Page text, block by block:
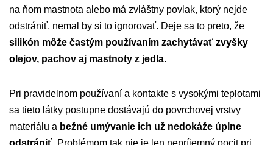
na ňom mastnota alebo má zvláštny povlak, ktorý nejde
odstrániť, nemal by si to ignorovať. Deje sa to preto, že
silikón môže častým používaním zachytávať zvyšky
olejov, pachov aj mastnoty z jedla.
Pri pravidelnom používaní a kontakte s vysokými teplotami
sa tieto látky postupne dostávajú do povrchovej vrstvy
materiálu a bežné umývanie ich už nedokáže úplne
odstrániť . Problémom tak nie je len nepríjemný pocit pri